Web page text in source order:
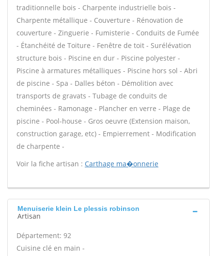
traditionnelle bois - Charpente industrielle bois -
Charpente métallique - Couverture - Rénovation de
couverture - Zinguerie - Fumisterie - Conduits de Fumée
- Étanchéité de Toiture - Fenêtre de toit - Surélévation
structure bois - Piscine en dur - Piscine polyester -
Piscine à armatures métalliques - Piscine hors sol - Abri
de piscine - Spa - Dalles béton - Démolition avec
transports de gravats - Tubage de conduits de
cheminées - Ramonage - Plancher en verre - Plage de
piscine - Pool-house - Gros oeuvre (Extension maison,
construction garage, etc) - Empierrement - Modification
de charpente -
Voir la fiche artisan : Carthage ma�onnerie
Menuiserie klein Le plessis robinson
Artisan
Département: 92
Cuisine clé en main -